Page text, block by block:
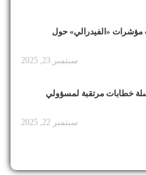
مؤشرات «الفيدرالي» حول
سبتمبر 23, 2025
خطابات مرتقبة لمسؤولي
سبتمبر 22, 2025